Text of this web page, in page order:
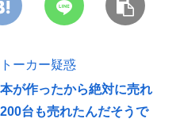
ーカー疑惑
が作ったから絶対に売れ
台も売れたんだそうで